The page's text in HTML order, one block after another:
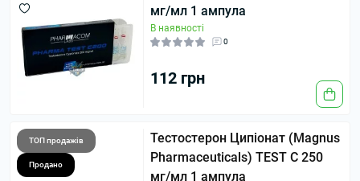
мг/мл 1 ампула
В наявності
0
112 грн
ТОП продажів
Продано
Тестостерон Ципіонат (Magnus
Pharmaceuticals) TEST C 250
мг/мл 1 ампула